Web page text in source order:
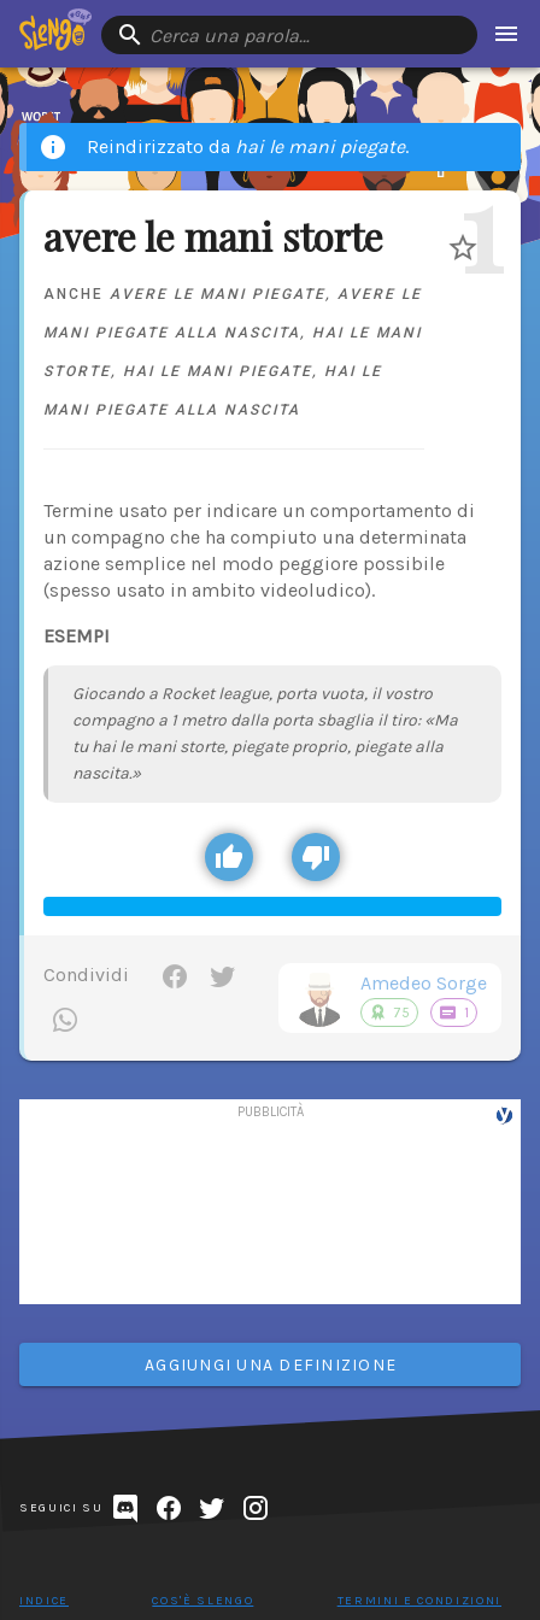
Cerca una parola…
Reindirizzato da hai le mani piegate.
avere le mani storte
ANCHE AVERE LE MANI PIEGATE, AVERE LE
MANI PIEGATE ALLA NASCITA , HAI LE MANI
STORTE, HAI LE MANI PIEGATE, HAI LE
MANI PIEGATE ALLA NASCITA
1
Termine usato per indicare un comportamento di
un compagno che ha compiuto una determinata
azione semplice nel modo peggiore possibile
(spesso usato in ambito videoludico).
ESEMPI
Giocando a Rocket league, porta vuota, il vostro
compagno a 1 metro dalla porta sbaglia il tiro: «Ma
tu hai le mani storte, piegate proprio, piegate alla
nascita.»
Condividi Amedeo Sorge
75 1
AGGIUNGI UNA DEFINIZIONE
SEGUICI SU
INDICE COS'È SLENGO TERMINI E CONDIZIONI